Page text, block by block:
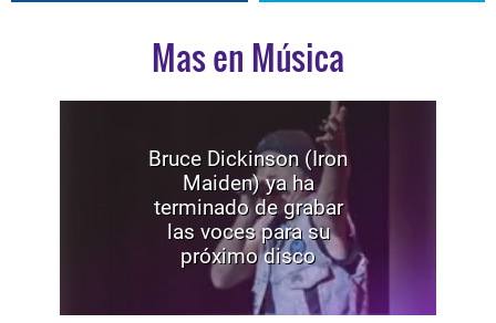
Mas en Música
Bruce Dickinson (Iron
Maiden) ya ha
terminado de grabar
las voces para su
próximo disco